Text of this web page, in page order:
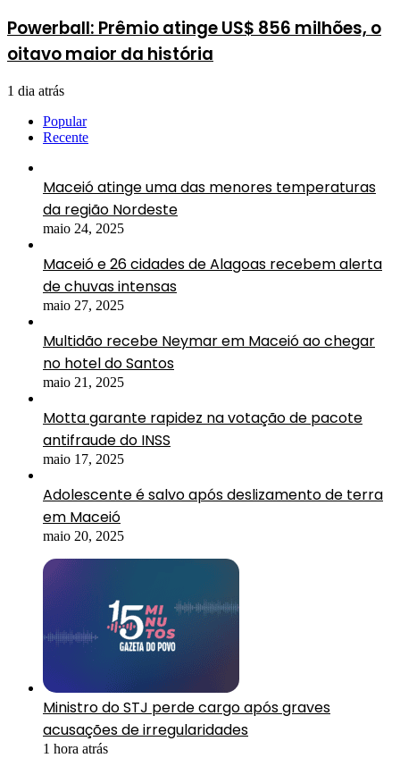
Powerball: Prêmio atinge US$ 856 milhões, o
oitavo maior da história
1 dia atrás
Popular
Recente
Maceió atinge uma das menores temperaturas
da região Nordeste
maio 24, 2025
Maceió e 26 cidades de Alagoas recebem alerta
de chuvas intensas
maio 27, 2025
Multidão recebe Neymar em Maceió ao chegar
no hotel do Santos
maio 21, 2025
Motta garante rapidez na votação de pacote
antifraude do INSS
maio 17, 2025
Adolescente é salvo após deslizamento de terra
em Maceió
maio 20, 2025
Ministro do STJ perde cargo após graves
acusações de irregularidades
1 hora atrás